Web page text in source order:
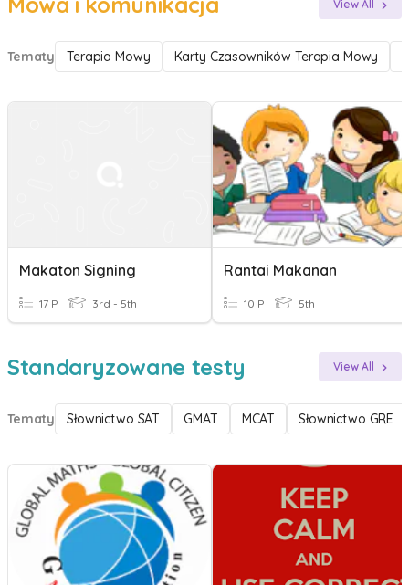
View All
Tematy Terapia Mowy Karty Czasowników Terapia Mowy
Makaton Signing
17 P 3rd - 5th
Rantai Makanan
10 P 5th
Standaryzowane testy View All
Tematy Słownictwo SAT GMAT MCAT Słownictwo GRE